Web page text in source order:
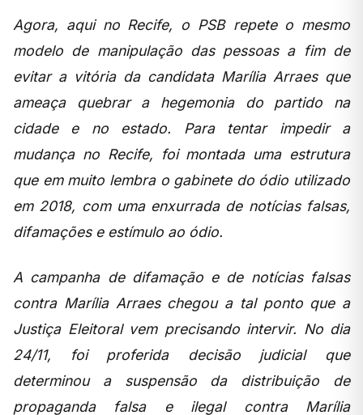
Agora, aqui no Recife, o PSB repete o mesmo
modelo de manipulação das pessoas a fim de
evitar a vitória da candidata Marília Arraes que
ameaça quebrar a hegemonia do partido na
cidade e no estado. Para tentar impedir a
mudança no Recife, foi montada uma estrutura
que em muito lembra o gabinete do ódio utilizado
em 2018, com uma enxurrada de notícias falsas,
difamações e estímulo ao ódio.
A campanha de difamação e de notícias falsas
contra Marília Arraes chegou a tal ponto que a
Justiça Eleitoral vem precisando intervir. No dia
24/11, foi proferida decisão judicial que
determinou a suspensão da distribuição de
propaganda falsa e ilegal contra Marília